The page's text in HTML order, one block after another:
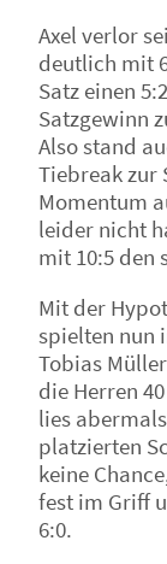
Axel verlor
deutlich mit
Satz einen
Satzgewinn
Also stand
Tiebreak zur
Momentum
leider nicht
mit 10:5 den
Mit der
spielten nun
Tobias
die Herren
lies
platzierten
keine
fest im Griff
6:0.